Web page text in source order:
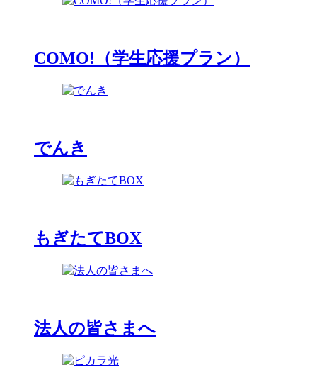
COMO!（学生応援プラン）
でんき
もぎたてBOX
法人の皆さまへ